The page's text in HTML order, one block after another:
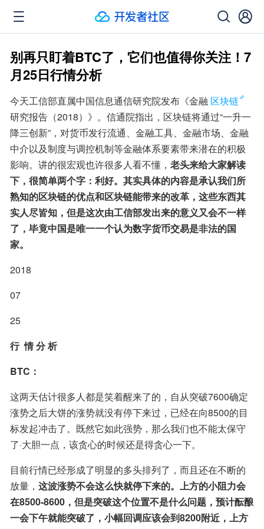
别再只盯着BTC了，它们也值得你关注！7
月25日行情分析
今天工信部直属中国信息通信研究院发布《金融 区块链
研究报告（2018）》。信通院指出，区块链将通过“一升一
降三创新”，对货币发行流通、金融工具、金融市场、金融
中介以及制度与调控机制等金融体系要素带来潜在的积极
影响。讲的很宏观也许很多人看不懂， 老头来给大家解读
下，很简单两个字：利好。其实具体的内容是承认我们所
熟知的区块链的优点和区块链能带来的改革，这些东西其
实人尽皆知，但是这次由工信部发出来的意义又会不一样
了，毕竟中国是唯一一个认为数字货币交易是非法的国
家。
2018
07
25
行  情 分 析
BTC：
这两天估计很多人都是笑着醒来了的，自从突破7600确定
涨势之后大饼的涨势就没有停下来过，已经在向8500的目
标发起冲击了。既然它如此强势，那么我们也不能太保守
了·大胆一点，该贪心的时候还是得贪心一下。
目前行情已经形成了明显的多头排列了，而且还在不断的
放量， 这波涨势不会这么快就停下来的。上方的小阻力会
在8500-8600，但是突破这个位置不是什么问题，预计酝酿
一会下午就能突破了，小幅回调应该会到8200附近，上方